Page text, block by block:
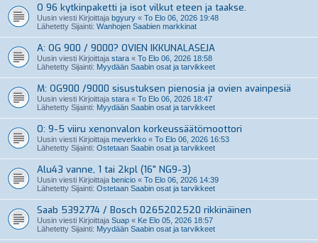
O 96 kytkinpaketti ja isot vilkut eteen ja taakse.
Uusin viesti Kirjoittaja bgyury « To Elo 06, 2026 19:48
Lähetetty Sijainti: Wanhojen Saabien markkinat
A: OG 900 / 9000? OVIEN IKKUNALASEJA
Uusin viesti Kirjoittaja stara « To Elo 06, 2026 18:58
Lähetetty Sijainti: Myydään Saabin osat ja tarvikkeet
M: OG900 /9000 sisustuksen pienosia ja ovien avainpesiä
Uusin viesti Kirjoittaja stara « To Elo 06, 2026 18:47
Lähetetty Sijainti: Myydään Saabin osat ja tarvikkeet
O: 9-5 viiru xenonvalon korkeussäätömoottori
Uusin viesti Kirjoittaja meverkko « To Elo 06, 2026 16:53
Lähetetty Sijainti: Ostetaan Saabin osat ja tarvikkeet
Alu43 vanne, 1 tai 2kpl (16" NG9-3)
Uusin viesti Kirjoittaja benicio « To Elo 06, 2026 14:39
Lähetetty Sijainti: Ostetaan Saabin osat ja tarvikkeet
Saab 5392774 / Bosch 0265202520 rikkinäinen
Uusin viesti Kirjoittaja Suap « Ke Elo 05, 2026 18:57
Lähetetty Sijainti: Myydään Saabin osat ja tarvikkeet